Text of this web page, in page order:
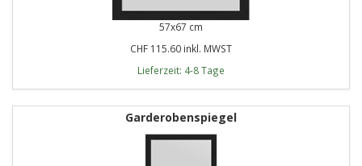
57x67 cm
CHF 115.60 inkl. MWST
Lieferzeit: 4-8 Tage
Garderobenspiegel